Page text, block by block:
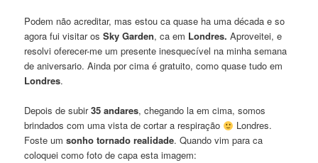
Podem não acreditar, mas estou ca quase ha uma década e so
agora fui visitar osSky Garden, ca em Londres. Aproveitei, e
resolvi oferecer-me um presente inesquecível na minha semana
de aniversario. Ainda por cima é gratuito, como quase tudo em
Londres.
Depois de subir35 andares, chegando la em cima, somos
brindados com uma vista de cortar a respiração
Londres.
Foste umsonho tornado realidade. Quando vim para ca
coloquei como foto de capa esta imagem: